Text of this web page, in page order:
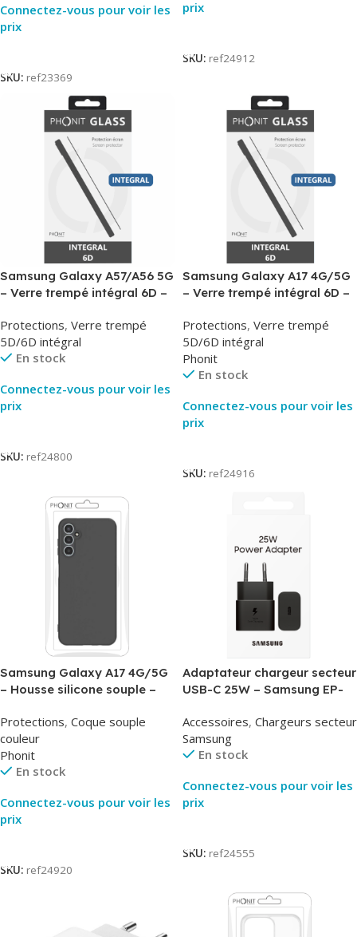
Connectez-vous pour voir les
prix
SKU: ref23369
prix
SKU: ref24912
Samsung Galaxy A57/A56 5G
– Verre trempé intégral 6D –
Protections, Verre trempé
5D/6D intégral
En stock
Connectez-vous pour voir les
prix
SKU: ref24800
Samsung Galaxy A17 4G/5G
– Verre trempé intégral 6D –
Protections, Verre trempé
5D/6D intégral
Phonit
En stock
Connectez-vous pour voir les
prix
SKU: ref24916
Samsung Galaxy A17 4G/5G
– Housse silicone souple –
Protections, Coque souple
couleur
Phonit
En stock
Connectez-vous pour voir les
prix
SKU: ref24920
Adaptateur chargeur secteur
USB-C 25W – Samsung EP-
Packaging Original
Accessoires, Chargeurs secteur
Samsung
En stock
Connectez-vous pour voir les
prix
SKU: ref24555